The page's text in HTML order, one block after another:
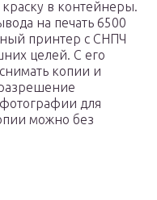
краску в контейнеры.
на печать 6500
принтер с СНПЧ
целей. С его
копии и
фотографии для
можно без